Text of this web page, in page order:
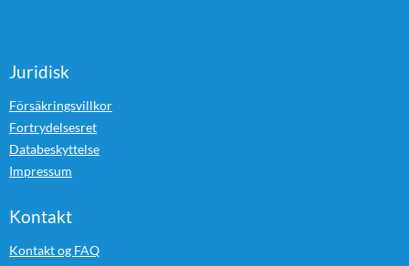
Juridisk
Försäkringsvillkor
Fortrydelsesret
Databeskyttelse
Impressum
Kontakt
Kontakt og FAQ